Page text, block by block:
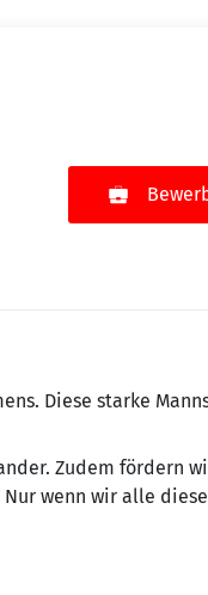
Diese starke
Zudem fördern
wenn wir alle